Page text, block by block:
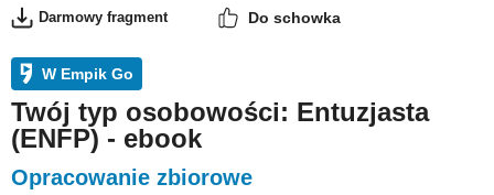
Darmowy fragment Do schowka
W Empik Go
Twój typ osobowości: Entuzjasta
(ENFP) - ebook
Opracowanie zbiorowe